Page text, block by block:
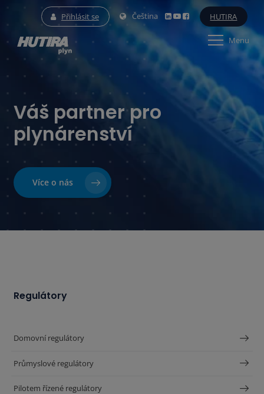
Přihlásit se Čeština HUTIRA
Menu
Váš partner pro
plynárenství
Více o nás
Regulátory
Domovní regulátory
Průmyslové regulátory
Pilotem řízené regulátory